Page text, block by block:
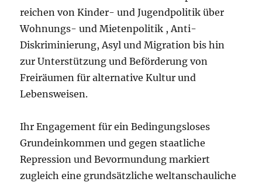
reichen von Kinder- und Jugendpolitik über
Wohnungs- und Mietenpolitik , Anti-
Diskriminierung, Asyl und Migration bis hin
zur Unterstützung und Beförderung von
Freiräumen für alternative Kultur und
Lebensweisen.
Ihr Engagement für ein Bedingungsloses
Grundeinkommen und gegen staatliche
Repression und Bevormundung markiert
zugleich eine grundsätzliche weltanschauliche